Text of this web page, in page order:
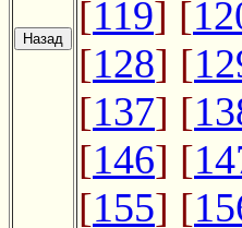
[119] [
[128] [
[137] [
[146] [
[155] [